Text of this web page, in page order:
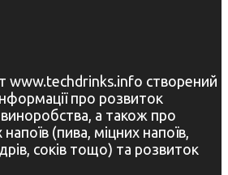
www.techdrinks.info створений
про розвиток
а також про
(пива, міцних напоїв,
соків тощо) та розвиток